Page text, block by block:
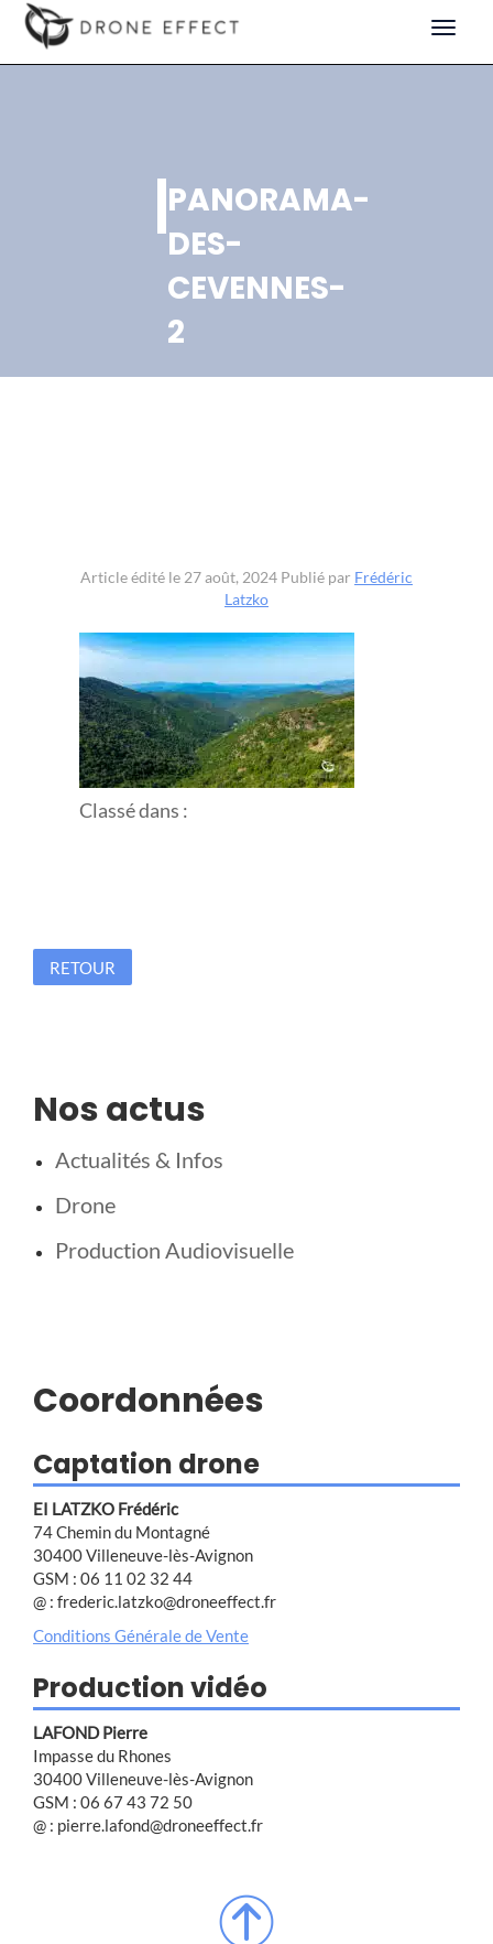
Toggle
PANORAMA-
DES-
CEVENNES-
2
Article édité le 27 août, 2024 Publié par Frédéric
Latzko
Classé dans :
RETOUR
Nos actus
Actualités & Infos
Drone
Production Audiovisuelle
Coordonnées
Captation drone
EI LATZKO Frédéric
74 Chemin du Montagné
30400 Villeneuve-lès-Avignon
GSM : 06 11 02 32 44
@ : frederic.latzko@droneeffect.fr
Conditions Générale de Vente
Production vidéo
LAFOND Pierre
Impasse du Rhones
30400 Villeneuve-lès-Avignon
GSM : 06 67 43 72 50
@ : pierre.lafond@droneeffect.fr